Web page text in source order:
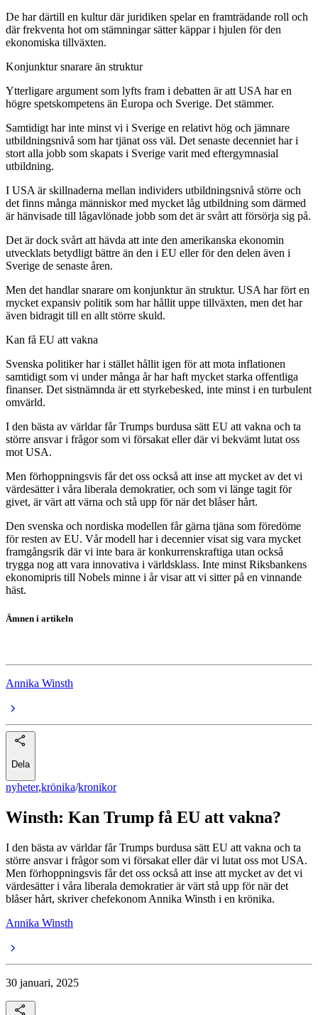
De har därtill en kultur där juridiken spelar en framträdande roll och
där frekventa hot om stämningar sätter käppar i hjulen för den
ekonomiska tillväxten.
Konjunktur snarare än struktur
Ytterligare argument som lyfts fram i debatten är att USA har en
högre spetskompetens än Europa och Sverige. Det stämmer.
Samtidigt har inte minst vi i Sverige en relativt hög och jämnare
utbildningsnivå som har tjänat oss väl. Det senaste decenniet har i
stort alla jobb som skapats i Sverige varit med eftergymnasial
utbildning.
I USA är skillnaderna mellan individers utbildningsnivå större och
det finns många människor med mycket låg utbildning som därmed
är hänvisade till lågavlönade jobb som det är svårt att försörja sig på.
Det är dock svårt att hävda att inte den amerikanska ekonomin
utvecklats betydligt bättre än den i EU eller för den delen även i
Sverige de senaste åren.
Men det handlar snarare om konjunktur än struktur. USA har fört en
mycket expansiv politik som har hållit uppe tillväxten, men det har
även bidragit till en allt större skuld.
Kan få EU att vakna
Svenska politiker har i stället hållit igen för att mota inflationen
samtidigt som vi under många år har haft mycket starka offentliga
finanser. Det sistnämnda är ett styrkebesked, inte minst i en turbulent
omvärld.
I den bästa av världar får Trumps burdusa sätt EU att vakna och ta
större ansvar i frågor som vi försakat eller där vi bekvämt lutat oss
mot USA.
Men förhoppningsvis får det oss också att inse att mycket av det vi
värdesätter i våra liberala demokratier, och som vi länge tagit för
givet, är värt att värna och stå upp för när det blåser hårt.
Den svenska och nordiska modellen får gärna tjäna som föredöme
för resten av EU. Vår modell har i decennier visat sig vara mycket
framgångsrik där vi inte bara är konkurrenskraftiga utan också
trygga nog att vara innovativa i världsklass. Inte minst Riksbankens
ekonomipris till Nobels minne i år visar att vi sitter på en vinnande
häst.
Ämnen i artikeln
Annika Winsth
Dela
nyheter,krönika/kronikor
Winsth: Kan Trump få EU att vakna?
I den bästa av världar får Trumps burdusa sätt EU att vakna och ta
större ansvar i frågor som vi försakat eller där vi lutat oss mot USA.
Men förhoppningsvis får det oss också att inse att mycket av det vi
värdesätter i våra liberala demokratier är värt stå upp för när det
blåser hårt, skriver chefekonom Annika Winsth i en krönika.
Annika Winsth
30 januari, 2025